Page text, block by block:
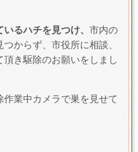
るハチを見つけ、 市内の
からず、市役所に相談、
き駆除のお願いをしまし
業中カメラで巣を見せて